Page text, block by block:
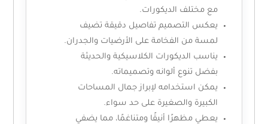
مع مختلف الديكورات.
يعكس التصميم تفاصيل دقيقة تضيف
لمسة من الفخامة على الأرضيات والجدران.
يناسب الديكورات الكلاسيكية والحديثة
بفضل تنوع ألوانه وتصميماته.
يمكن استخدامه لإبراز جمال المساحات
الكبيرة والصغيرة على حد سواء.
يعطي مظهرًا أنيقًا ومتناغمًا، مما يضفي